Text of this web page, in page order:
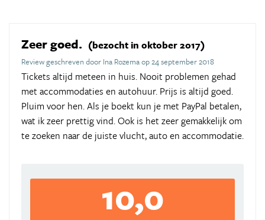
Zeer goed. (bezocht in oktober 2017)
Review geschreven door Ina Rozema op 24 september 2018
Tickets altijd meteen in huis. Nooit problemen gehad
met accommodaties en autohuur. Prijs is altijd goed.
Pluim voor hen. Als je boekt kun je met PayPal betalen,
wat ik zeer prettig vind. Ook is het zeer gemakkelijk om
te zoeken naar de juiste vlucht, auto en accommodatie.
10,0